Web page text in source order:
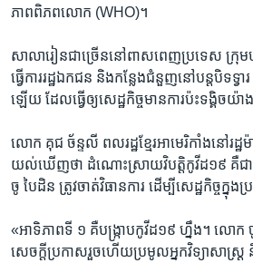
ភាព​ពិភពលោក ​(WHO)។​
សាលា​រៀន​ជាច្រើន​នៅ​ពាស​ពេញ​ប្រទេស ​ក្រុម
ធ្វើការ​រដ្ឋ​ឯកជន ​និង​កន្លែង​ជំនួញ​នៅ​បន្ត​បិទទ្វ
ឡើយ ​ដែល​ធ្វើ​ឲ្យ​សេដ្ឋកិច្ច​មាន​ការ​ប៉ះ​ទង្គិច​យ៉ាង​
លោក គុជ ច័ន្ទលី ពលរដ្ឋខ្មែរអាមេរិកាំងនៅរដ្
យល់ឃើញថា ដំណោះស្រាយវិបត្តិកូវីដ១៩ គឺជ
ចូ បៃដិន ត្រូវចាត់វិធានការ ដើម្បីសេដ្ឋកិច្ចក្នុង
«អាទិភាព​ទី ១ ​គឺ​បង្រ្កាប​កូវីដ១៩ ​ហ្នឹង។ ​លោក
សេចក្តី​ប្រកាស​រួច​ហើយ​ប្រមូល​អ្នក​វិទ្យាសាស្ត្រ​